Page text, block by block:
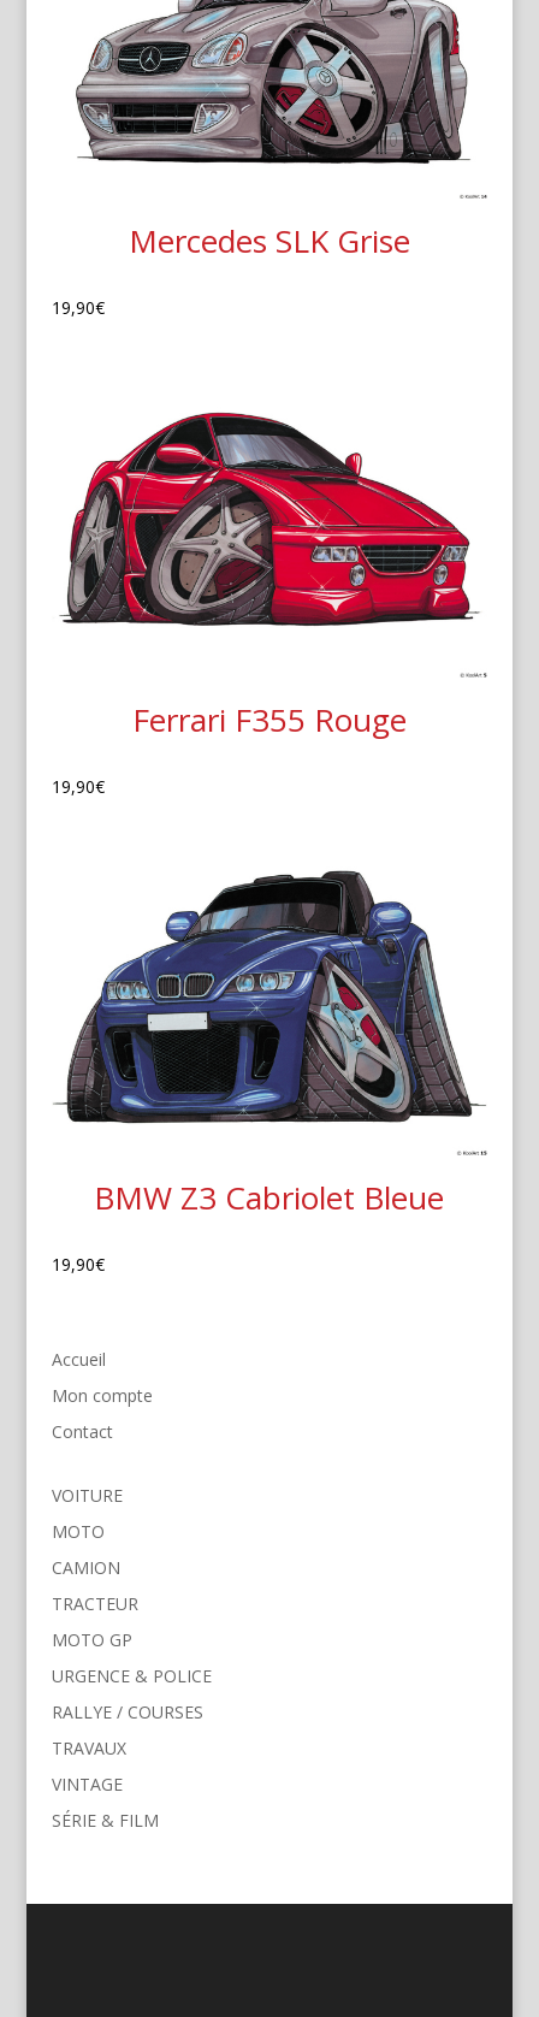
Mercedes SLK Grise
19,90€
Ferrari F355 Rouge
19,90€
BMW Z3 Cabriolet Bleue
19,90€
Accueil
Mon compte
Contact
VOITURE
MOTO
CAMION
TRACTEUR
MOTO GP
URGENCE & POLICE
RALLYE / COURSES
TRAVAUX
VINTAGE
SÉRIE & FILM